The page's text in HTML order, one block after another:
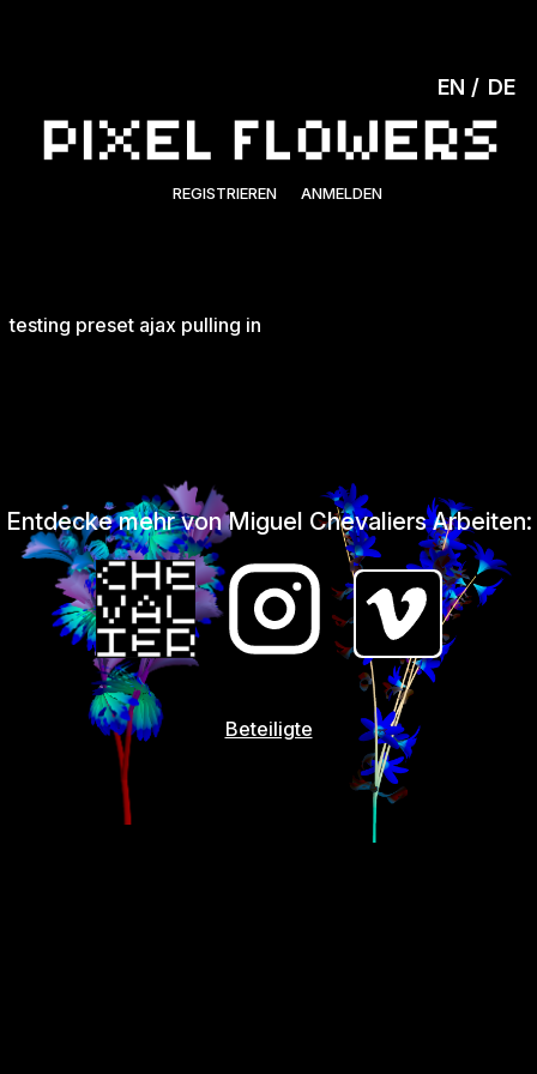
REGISTRIEREN ANMELDEN
EN DE
testing preset ajax pulling in
Entdecke mehr von Miguel Chevaliers Arbeiten:
Beteiligte